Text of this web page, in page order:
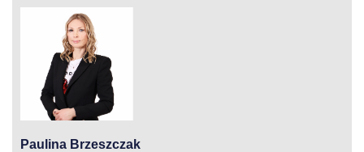
Paulina Brzeszczak